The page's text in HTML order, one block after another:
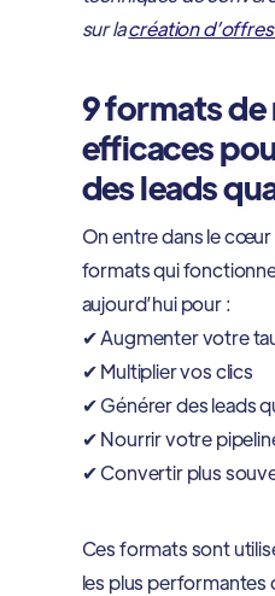
sur lacréation
9 formats
efficaces
des leads
On entre dans le cœur
formats qui
aujourd’hui pour :
✔ Augmenter votre
✔ Multiplier vos clics
✔ Générer des leads
✔ Nourrir votre
✔ Convertir plus
Ces formats sont
les plus performantes